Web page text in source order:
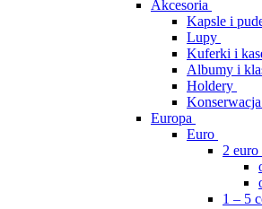
Akcesoria
Kapsle i
Lupy
Kuferki i
Albumy i
Holdery
Konserwacja
Europa
Euro
2 euro
1 – 5